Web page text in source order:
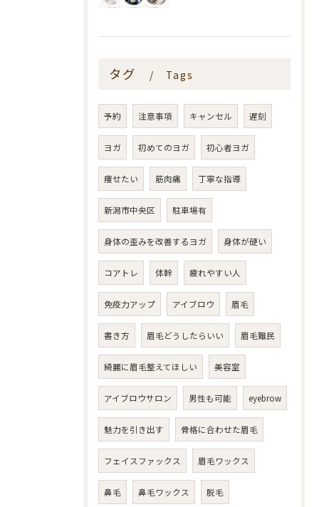
タグ Tags
予約 注意事項 キャンセル 遅刻
ヨガ 初めてのヨガ 初心者ヨガ
痩せたい 筋肉痛 丁寧な指導
新潟市中央区 駐車場有
身体の歪みを改善するヨガ 身体が硬い
コアトレ 体幹 疲れやすい人
免疫力アップ アイブロウ 眉毛
書き方 眉毛どうしたらいい 眉毛難民
綺麗に眉毛整えてほしい 美容室
アイブロウサロン 男性も可能 eyebrow
魅力を引き出す 骨格に合わせた眉毛
フェイスファックス 眉毛ワックス
鼻毛 鼻毛ワックス 脱毛